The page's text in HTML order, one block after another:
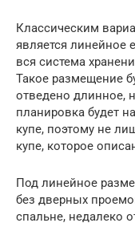
Классическим
является линейное
вся система
Такое размещение
отведено длинное,
планировка будет
купе, поэтому не
купе, которое
Под линейное
без дверных
спальне, недалеко